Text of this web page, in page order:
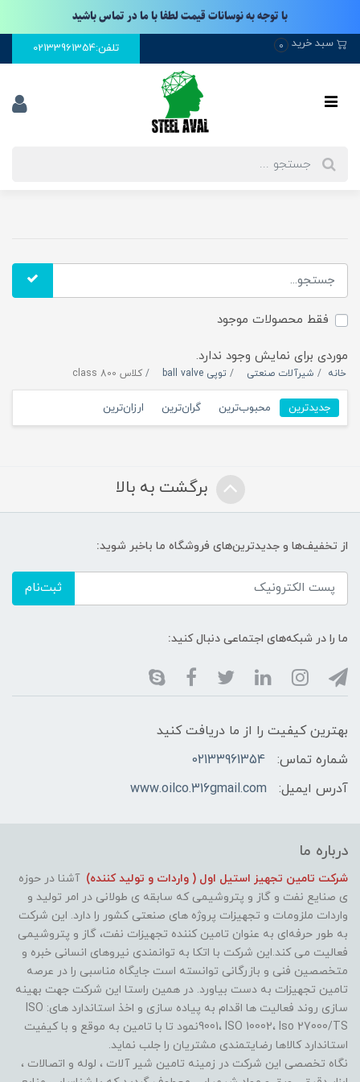
با توجه به نوسانات قیمت لطفا با ما در تماس باشید
سبد خرید 0 تلفن:02133961354
فقط محصولات موجود
موردی برای نمایش وجود ندارد.
خانه شیرآلات صنعتی توپی ball valve کلاس 800 class
جدیدترین محبوب‌ترین گران‌ترین ارزان‌ترین
برگشت به بالا
از تخفیف‌ها و جدیدترین‌های فروشگاه ما باخبر شوید:
ثبت‌نام
ما را در شبکه‌های اجتماعی دنبال کنید:
بهترین کیفیت را از ما دریافت کنید
شماره تماس:
02133961354
آدرس ایمیل:
www.oilco.316gmail.com
درباره ما
شرکت تامین تجهیز استیل اول ( واردات و تولید کننده) آشنا در حوزه
ی صنایع نفت و گاز و پتروشیمی که سابقه ی طولانی در امر تولید و
واردات ملزومات و تجهیزات پروژه های صنعتی کشور را دارد. این شرکت
به طور حرفه‌ای به عنوان تامین کننده تجهیزات نفت، گاز و پتروشیمی
فعالیت می کند.این شرکت با اتکا به توانمندی نیروهای انسانی خبره و
متخصصین فنی و بازرگانی توانسته است جایگاه مناسبی را در عرصه
تامین تجهیزات به دست بیاورد. در همین راستا این شرکت جهت بهینه
سازی روند فعالیت ها اقدام به پیاده سازی و اخذ استاندارد های: ISO
9001، ISO 10002، Iso 27000/TSنمود تا با تامین به موقع و با کیفیت
استاندارد کالاها رضایتمندی مشتریان را جلب نماید.
نگاه تخصصی این شرکت در زمینه تامین شیر آلات ، لوله و اتصالات ،